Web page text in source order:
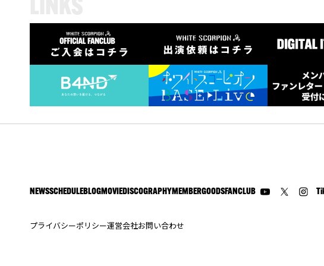
NEWSSCHEDULE BLOGMOVIE DISCOGRAPHY MEMBERGOODS FANCLUB
プライバシーポリシー運営会社お問い合わせ